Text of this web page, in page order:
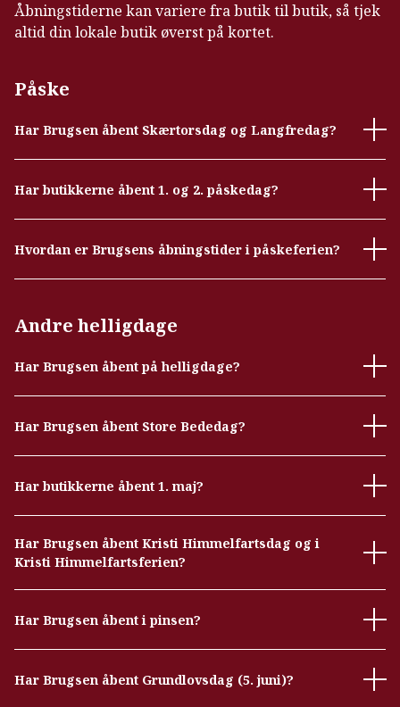
Åbningstiderne kan variere fra butik til butik, så tjek
altid din lokale butik øverst på kortet.
Påske
Har Brugsen åbent Skærtorsdag og Langfredag?
Har butikkerne åbent 1. og 2. påskedag?
Hvordan er Brugsens åbningstider i påskeferien?
Andre helligdage
Har Brugsen åbent på helligdage?
Har Brugsen åbent Store Bededag?
Har butikkerne åbent 1. maj?
Har Brugsen åbent Kristi Himmelfartsdag og i
Kristi Himmelfartsferien?
Har Brugsen åbent i pinsen?
Har Brugsen åbent Grundlovsdag (5. juni)?